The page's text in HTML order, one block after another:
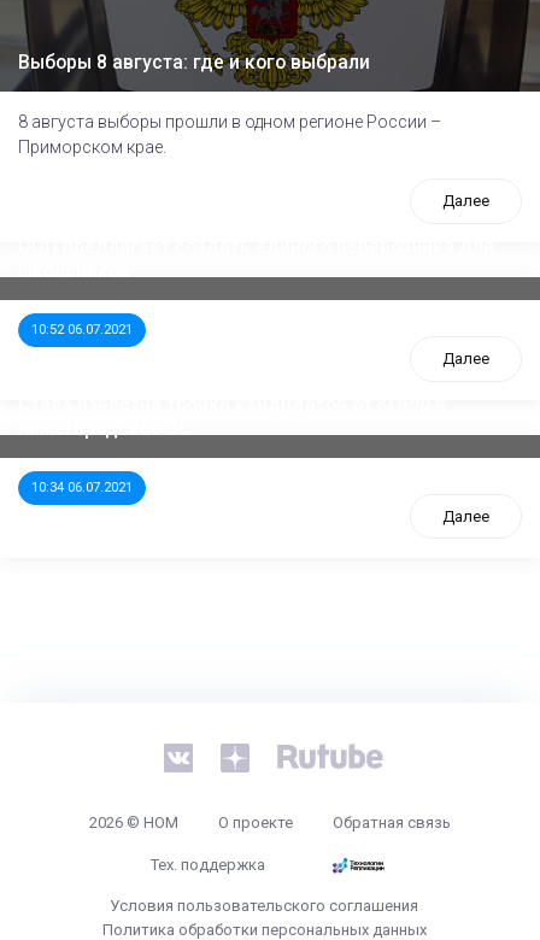
Выборы 8 августа: где и кого выбрали
8 августа выборы прошли в одном регионе России –
Приморском крае.
Далее
10:52 06.07.2021
Далее
10:34 06.07.2021
Далее
2026 © НОМ О проекте Обратная связь
Тех. поддержка
Условия пользовательского соглашения
Политика обработки персональных данных